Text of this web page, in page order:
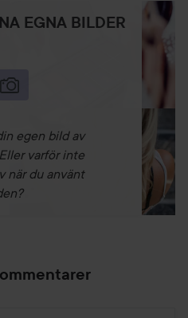
EGNA BILDER
egen bild av
varför inte
när du använt